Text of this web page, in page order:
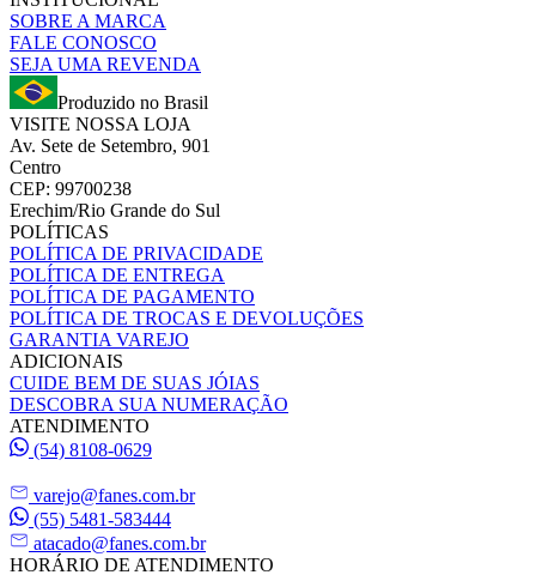
SOBRE A MARCA
FALE CONOSCO
SEJA UMA REVENDA
Produzido no Brasil
VISITE NOSSA LOJA
Av. Sete de Setembro, 901
Centro
CEP: 99700238
Erechim/Rio Grande do Sul
POLÍTICAS
POLÍTICA DE PRIVACIDADE
POLÍTICA DE ENTREGA
POLÍTICA DE PAGAMENTO
POLÍTICA DE TROCAS E DEVOLUÇÕES
GARANTIA VAREJO
ADICIONAIS
CUIDE BEM DE SUAS JÓIAS
DESCOBRA SUA NUMERAÇÃO
ATENDIMENTO
(54) 8108-0629
varejo@fanes.com.br
(55) 5481-583444
atacado@fanes.com.br
HORÁRIO DE ATENDIMENTO